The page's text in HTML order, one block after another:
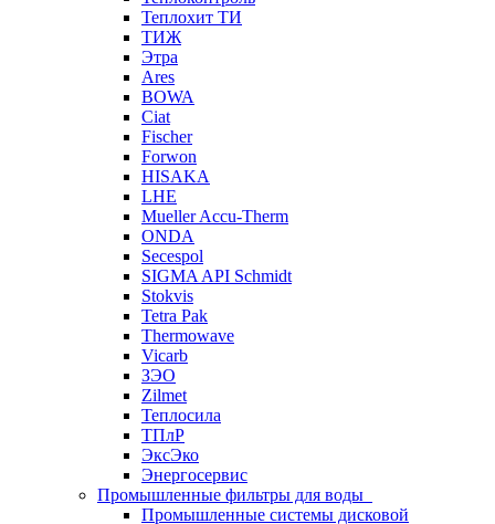
Теплохит ТИ
ТИЖ
Этра
Ares
BOWA
Ciat
Fischer
Forwon
HISAKA
LHE
Mueller Accu-Therm
ONDA
Secespol
SIGMA API Schmidt
Stokvis
Tetra Pak
Thermowave
Vicarb
ЗЭО
Zilmet
Теплосила
ТПлР
ЭксЭко
Энергосервис
Промышленные фильтры для воды
Промышленные системы дисковой